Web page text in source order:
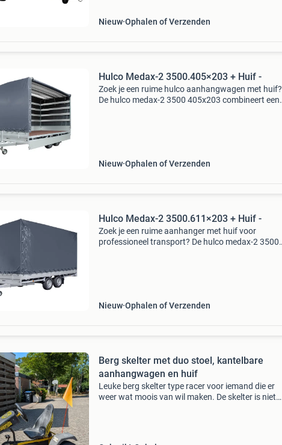
Nieuw Ophalen of Verzenden
Hulco Medax-2 3500.405×203 + Huif -
Zoek je een ruime hulco aanhangwagen met huif?
De hulco medax-2 3500 405x203 combineert een
Nieuw Ophalen of Verzenden
Hulco Medax-2 3500.611×203 + Huif -
Zoek je een ruime aanhanger met huif voor
professioneel transport? De hulco medax-2 3500
Nieuw Ophalen of Verzenden
Berg skelter met duo stoel, kantelbare
aanhangwagen en huif
Leuke berg skelter type racer voor iemand die er
weer wat moois van wil maken. De skelter is niet